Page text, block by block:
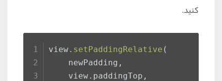
کنید.
view. setPaddingRelative (
    newPadding,
    view.
paddingTop ,